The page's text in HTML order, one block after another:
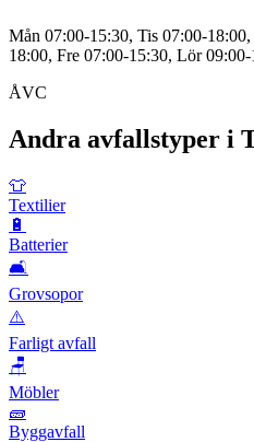
Mån 07:00-15:30, Tis 07:00-
18:00, Fre 07:00-15:30, Lör
ÅVC
Andra avfallstyper i
👕
Textilier
🔋
Batterier
🛋️
Grovsopor
⚠️
Farligt avfall
🪑
Möbler
🧱
Byggavfall